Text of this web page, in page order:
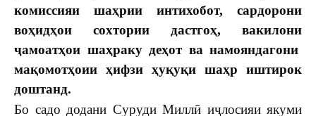
комиссияи шаҳрии интихобот, сардорони
воҳидҳои сохтории дастгоҳ, вакилони
ҷамоатҳои шаҳраку деҳот ва намояндагони
мақомотҳоии ҳифзи ҳуқуқи шаҳр иштирок
доштанд.
Бо садо додани Суруди Миллӣ иҷлосияи якуми